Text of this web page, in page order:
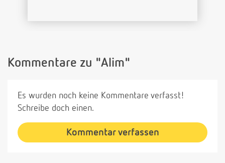
Kommentare zu "Alim"
Es wurden noch keine Kommentare verfasst!
Schreibe doch einen.
Kommentar verfassen